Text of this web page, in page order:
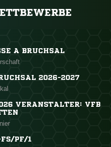
A BRUCHSAL
2026-2027
VERANSTALTER: VFB
PF/1